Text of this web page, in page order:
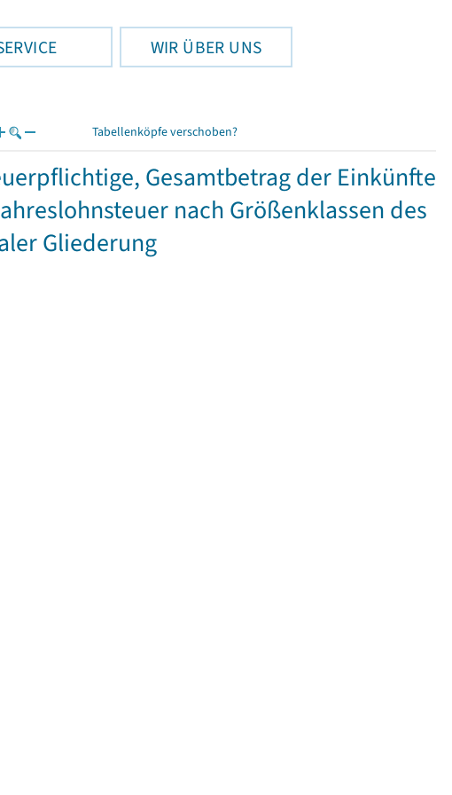
WIR ÜBER UNS
Tabellenköpfe verschoben?
Gesamtbetrag der Einkünfte
nach Größenklassen des
Gliederung